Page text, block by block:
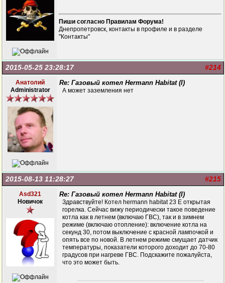
Пиши согласно Правилам Форума!
Днепропетровск, контакты в профиле и в разделе
"Контакты"
#214
2015-05-25 23:28:17
Анатолий
Administrator
Re: Газовый котел Hermann Habitat (I)
А может заземления нет
#215
2015-08-13 11:28:27
Asd321
Новичок
Re: Газовый котел Hermann Habitat (I)
Здравствуйте! Котел hermann habitat 23 E открытая
горелка. Сейчас вижу периодически такое поведение
котла как в летнем (включаю ГВС), так и в зимнем
режиме (включаю отопление): включение котла на
секунд 30, потом выключение с красной лампочкой и
опять все по новой. В летнем режиме смущает датчик
температуры, показатели которого доходит до 70-80
градусов при нагреве ГВС. Подскажите пожалуйста,
что это может быть.